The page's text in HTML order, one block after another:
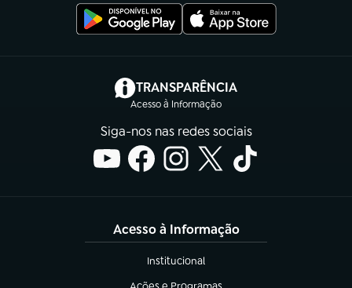
TRANSPARÊNCIA
Acesso à Informação
(abre em nova aba)
Siga-nos nas redes sociais
Acesso à Informação
Institucional
(abre em nova aba)